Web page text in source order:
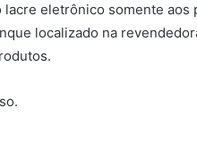
eletrônico somente
localizado na